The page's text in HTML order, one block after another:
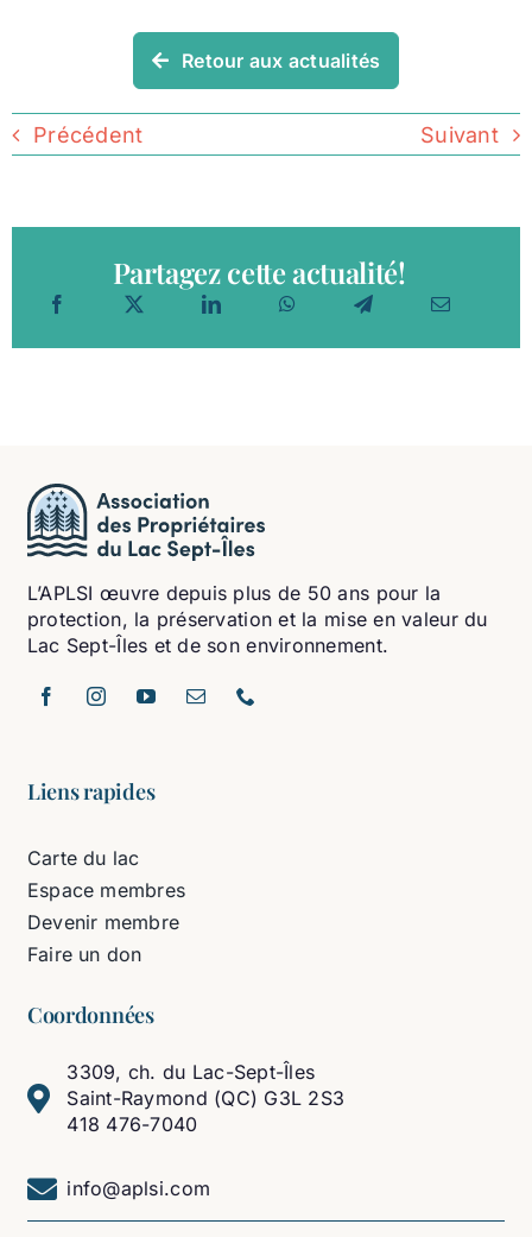
Retour aux actualités
Précédent Suivant
Partagez cette actualité!
L’APLSI œuvre depuis plus de 50 ans pour la
protection, la préservation et la mise en valeur du
Lac Sept-Îles et de son environnement.
Liens rapides
Carte du lac
Espace membres
Devenir membre
Faire un don
Coordonnées
3309, ch. du Lac-Sept-Îles
Saint-Raymond (QC) G3L 2S3
418 476-7040
info@aplsi.com